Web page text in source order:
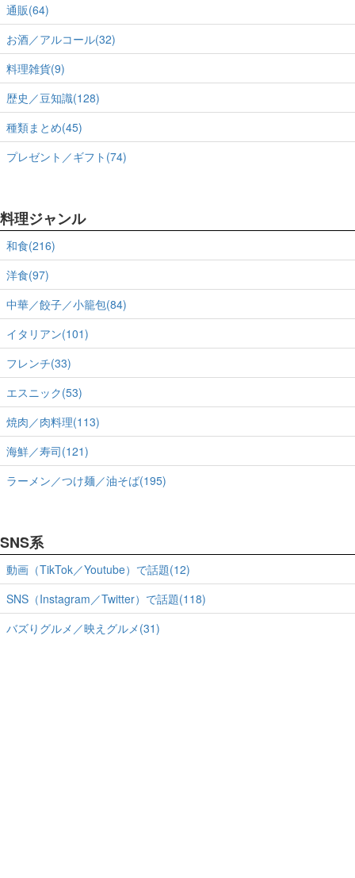
通販(64)
お酒／アルコール(32)
料理雑貨(9)
歴史／豆知識(128)
種類まとめ(45)
プレゼント／ギフト(74)
料理ジャンル
和食(216)
洋食(97)
中華／餃子／小籠包(84)
イタリアン(101)
フレンチ(33)
エスニック(53)
焼肉／肉料理(113)
海鮮／寿司(121)
ラーメン／つけ麺／油そば(195)
SNS系
動画（TikTok／Youtube）で話題(12)
SNS（Instagram／Twitter）で話題(118)
バズりグルメ／映えグルメ(31)